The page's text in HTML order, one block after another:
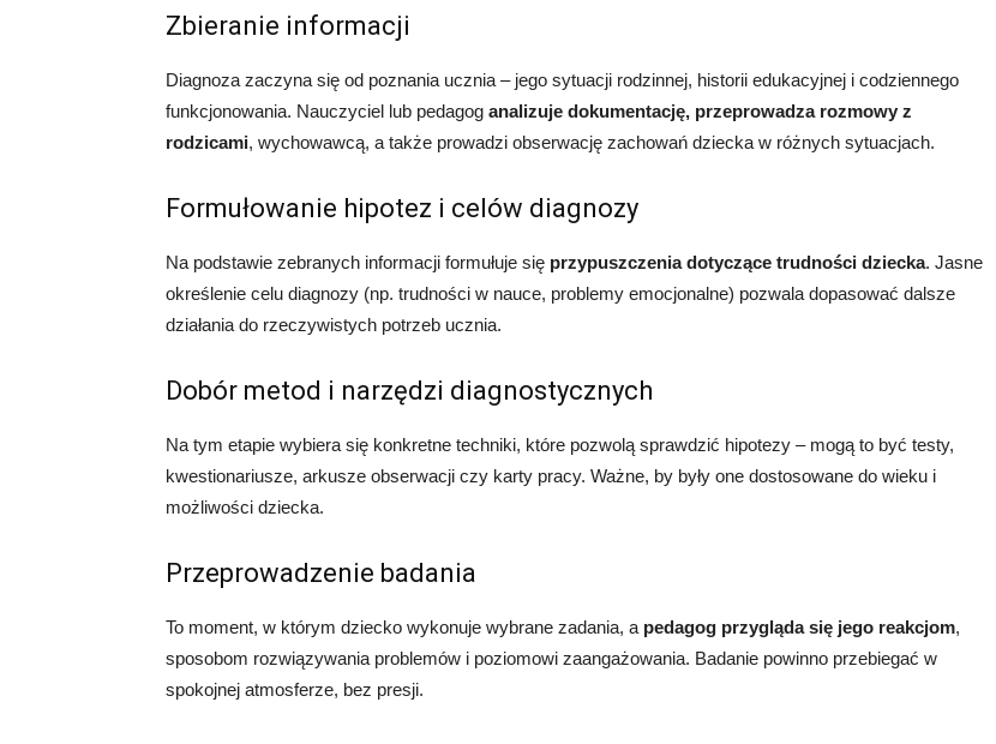
Zbieranie informacji
Diagnoza zaczyna się od poznania ucznia – jego sytuacji rodzinnej, historii edukacyjnej i codziennego
funkcjonowania. Nauczyciel lub pedagog analizuje dokumentację, przeprowadza rozmowy z
rodzicami, wychowawcą, a także prowadzi obserwację zachowań dziecka w różnych sytuacjach.
Formułowanie hipotez i celów diagnozy
Na podstawie zebranych informacji formułuje się przypuszczenia dotyczące trudności dziecka. Jasne
określenie celu diagnozy (np. trudności w nauce, problemy emocjonalne) pozwala dopasować dalsze
działania do rzeczywistych potrzeb ucznia.
Dobór metod i narzędzi diagnostycznych
Na tym etapie wybiera się konkretne techniki, które pozwolą sprawdzić hipotezy – mogą to być testy,
kwestionariusze, arkusze obserwacji czy karty pracy. Ważne, by były one dostosowane do wieku i
możliwości dziecka.
Przeprowadzenie badania
To moment, w którym dziecko wykonuje wybrane zadania, a pedagog przygląda się jego reakcjom,
sposobom rozwiązywania problemów i poziomowi zaangażowania. Badanie powinno przebiegać w
spokojnej atmosferze, bez presji.